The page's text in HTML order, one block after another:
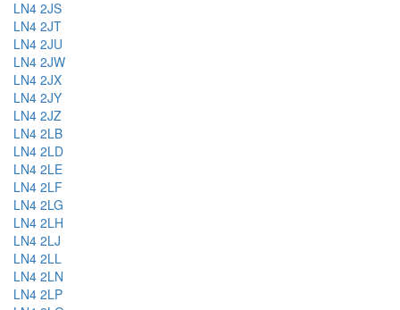
LN4 2JS
LN4 2JT
LN4 2JU
LN4 2JW
LN4 2JX
LN4 2JY
LN4 2JZ
LN4 2LB
LN4 2LD
LN4 2LE
LN4 2LF
LN4 2LG
LN4 2LH
LN4 2LJ
LN4 2LL
LN4 2LN
LN4 2LP